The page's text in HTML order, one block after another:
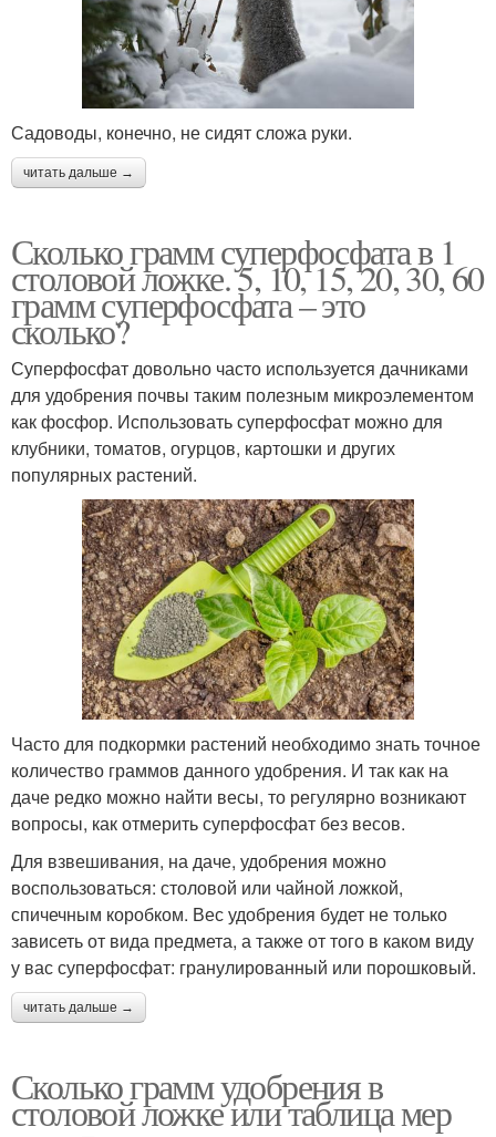
Садоводы, конечно, не сидят сложа руки.
читать дальше →
Сколько грамм суперфосфата в 1
столовой ложке. 5, 10, 15, 20, 30, 60
грамм суперфосфата – это
сколько?
Суперфосфат довольно часто используется дачниками
для удобрения почвы таким полезным микроэлементом
как фосфор. Использовать суперфосфат можно для
клубники, томатов, огурцов, картошки и других
популярных растений.
Часто для подкормки растений необходимо знать точное
количество граммов данного удобрения. И так как на
даче редко можно найти весы, то регулярно возникают
вопросы, как отмерить суперфосфат без весов.
Для взвешивания, на даче, удобрения можно
воспользоваться: столовой или чайной ложкой,
спичечным коробком. Вес удобрения будет не только
зависеть от вида предмета, а также от того в каком виду
у вас суперфосфат: гранулированный или порошковый.
читать дальше →
Сколько грамм удобрения в
столовой ложке или таблица мер